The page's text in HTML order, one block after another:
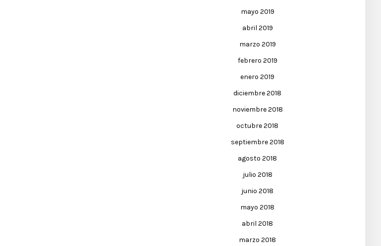
mayo 2019
abril 2019
marzo 2019
febrero 2019
enero 2019
diciembre 2018
noviembre 2018
octubre 2018
septiembre 2018
agosto 2018
julio 2018
junio 2018
mayo 2018
abril 2018
marzo 2018